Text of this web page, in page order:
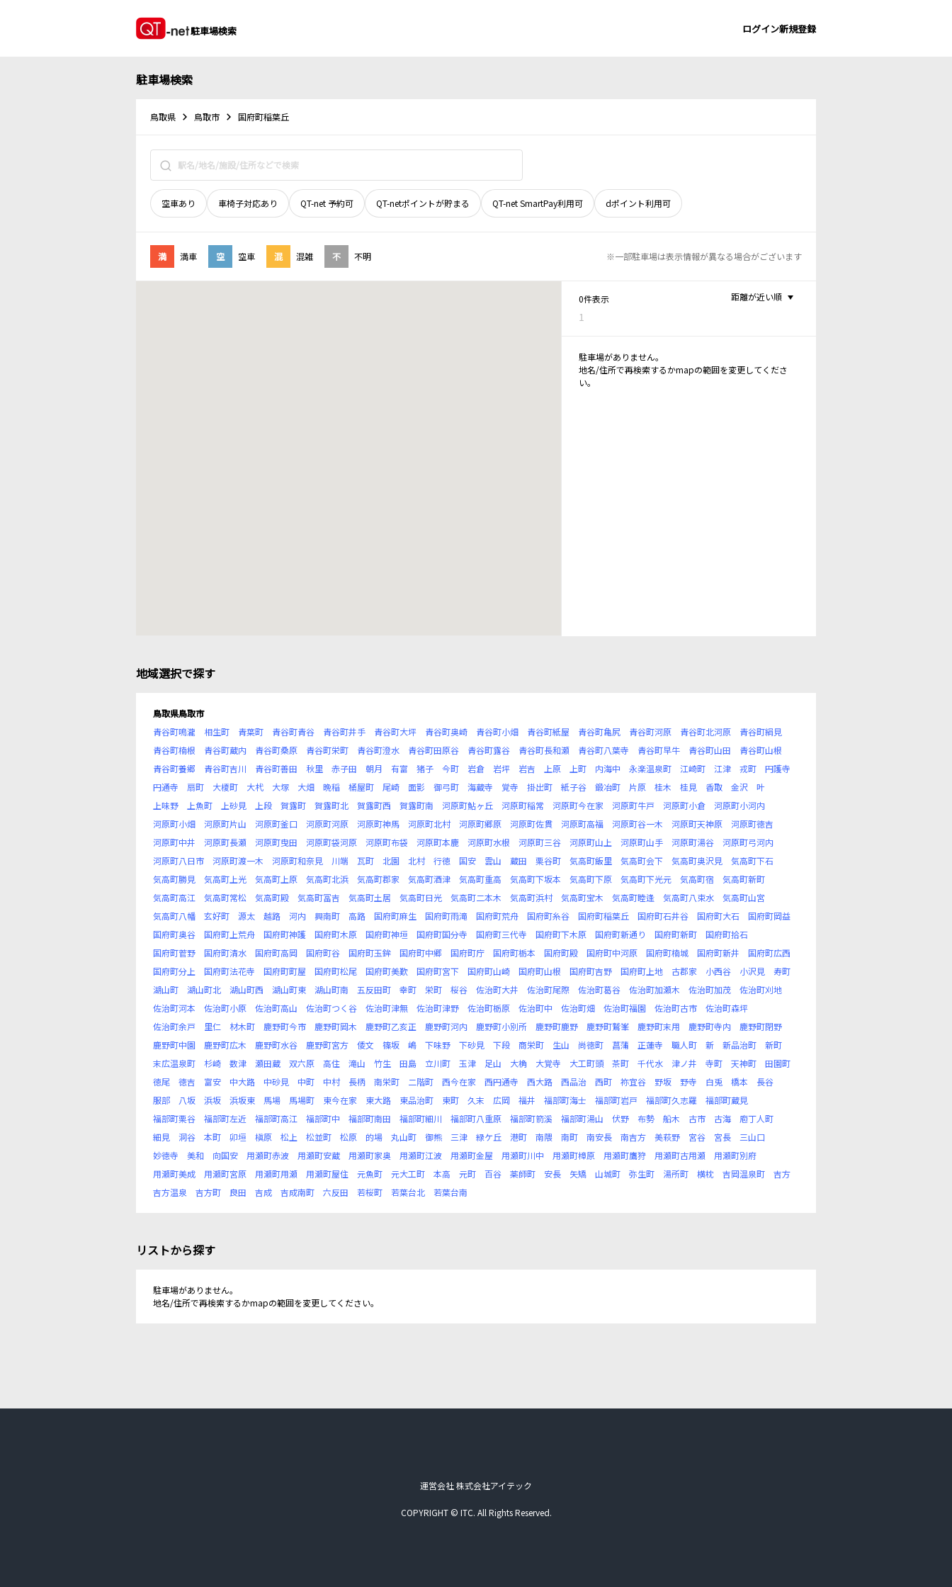
駐車場検索 ログイン新規登録
駐車場検索
鳥取県 鳥取市 国府町稲葉丘
空車あり 車椅子対応あり QT-net 予約可 QT-netポイントが貯まる QT-net SmartPay利用可 dポイント利用可
満 満車 空 空車 混 混雑 不 不明 ※一部駐車場は表示情報が異なる場合がございます
0件表示
1
距離が近い順
駐車場がありません。
地名/住所で再検索するかmapの範囲を変更してくださ
い。
地域選択で探す
鳥取県鳥取市
青谷町鳴瀧
相生町 青葉町 青谷町青谷 青谷町井手 青谷町大坪 青谷町奥崎 青谷町小畑 青谷町紙屋 青谷町亀尻 青谷町河原 青谷町北河原
青谷町絹見
青谷町楠根
青谷町蔵内 青谷町桑原 青谷町栄町 青谷町澄水 青谷町田原谷 青谷町露谷 青谷町長和瀬 青谷町八葉寺 青谷町早牛 青谷町山田
青谷町山根
青谷町養郷
青谷町吉川 青谷町善田 秋里 赤子田 朝月 有富 猪子 今町 岩倉 岩坪 岩吉 上原 上町 内海中 永楽温泉町 江崎町 江津 戎町
円護寺
円通寺
扇町 大榎町 大杙 大塚 大畑 晩稲 桶屋町 尾崎 面影 御弓町 海蔵寺 覚寺 掛出町 紙子谷 鍛冶町 片原 桂木 桂見 香取 金沢
叶
上味野
上魚町 上砂見 上段 賀露町 賀露町北 賀露町西 賀露町南 河原町鮎ヶ丘 河原町稲常 河原町今在家 河原町牛戸 河原町小倉
河原町小河内
河原町小畑
河原町片山 河原町釜口 河原町河原 河原町神馬 河原町北村 河原町郷原 河原町佐貫 河原町高福 河原町谷一木 河原町天神原
河原町徳吉
河原町中井
河原町長瀬 河原町曳田 河原町袋河原 河原町布袋 河原町本鹿 河原町水根 河原町三谷 河原町山上 河原町山手 河原町湯谷
河原町弓河内
河原町八日市
河原町渡一木 河原町和奈見 川端 瓦町 北園 北村 行徳 国安 雲山 蔵田 栗谷町 気高町飯里 気高町会下 気高町奥沢見
気高町下石
気高町勝見
気高町上光 気高町上原 気高町北浜 気高町郡家 気高町酒津 気高町重高 気高町下坂本 気高町下原 気高町下光元 気高町宿
気高町新町
気高町高江
気高町常松 気高町殿 気高町冨吉 気高町土居 気高町日光 気高町二本木 気高町浜村 気高町宝木 気高町睦逢 気高町八束水
気高町山宮
気高町八幡
玄好町 源太 越路 河内 興南町 高路 国府町麻生 国府町雨滝 国府町荒舟 国府町糸谷 国府町稲葉丘 国府町石井谷 国府町大石
国府町岡益
国府町奥谷
国府町上荒舟 国府町神護 国府町木原 国府町神垣 国府町国分寺 国府町三代寺 国府町下木原 国府町新通り 国府町新町
国府町拾石
国府町菅野
国府町清水 国府町高岡 国府町谷 国府町玉鉾 国府町中郷 国府町庁 国府町栃本 国府町殿 国府町中河原 国府町楠城 国府町新井
国府町広西
国府町分上
国府町法花寺 国府町町屋 国府町松尾 国府町美歎 国府町宮下 国府町山崎 国府町山根 国府町吉野 国府町上地 古郡家 小西谷 小沢見
寿町
湖山町
湖山町北 湖山町西 湖山町東 湖山町南 五反田町 幸町 栄町 桜谷 佐治町大井 佐治町尾際 佐治町葛谷 佐治町加瀬木 佐治町加茂
佐治町刈地
佐治町河本
佐治町小原 佐治町高山 佐治町つく谷 佐治町津無 佐治町津野 佐治町栃原 佐治町中 佐治町畑 佐治町福園 佐治町古市
佐治町森坪
佐治町余戸
里仁 材木町 鹿野町今市 鹿野町岡木 鹿野町乙亥正 鹿野町河内 鹿野町小別所 鹿野町鹿野 鹿野町鷲峯 鹿野町末用 鹿野町寺内
鹿野町閉野
鹿野町中園
鹿野町広木 鹿野町水谷 鹿野町宮方 倭文 篠坂 嶋 下味野 下砂見 下段 商栄町 生山 尚徳町 菖蒲 正蓮寺 職人町 新 新品治町
新町
末広温泉町
杉崎 数津 瀬田蔵 双六原 高住 滝山 竹生 田島 立川町 玉津 足山 大桷 大覚寺 大工町頭 茶町 千代水 津ノ井 寺町 天神町
田園町
徳尾
徳吉 富安 中大路 中砂見 中町 中村 長柄 南栄町 二階町 西今在家 西円通寺 西大路 西品治 西町 祢宜谷 野坂 野寺 白兎 橋本
長谷
服部
八坂 浜坂 浜坂東 馬場 馬場町 東今在家 東大路 東品治町 東町 久末 広岡 福井 福部町海士 福部町岩戸 福部町久志羅
福部町蔵見
福部町栗谷
福部町左近 福部町高江 福部町中 福部町南田 福部町細川 福部町八重原 福部町箭溪 福部町湯山 伏野 布勢 船木 古市 古海
庖丁人町
細見
洞谷 本町 卯垣 槇原 松上 松並町 松原 的場 丸山町 御熊 三津 緑ケ丘 港町 南隈 南町 南安長 南吉方 美萩野 宮谷 宮長
三山口
妙徳寺
美和 向国安 用瀬町赤波 用瀬町安蔵 用瀬町家奥 用瀬町江波 用瀬町金屋 用瀬町川中 用瀬町樟原 用瀬町鷹狩 用瀬町古用瀬
用瀬町別府
用瀬町美成
用瀬町宮原 用瀬町用瀬 用瀬町屋住 元魚町 元大工町 本高 元町 百谷 薬師町 安長 矢矯 山城町 弥生町 湯所町 横枕 吉岡温泉町
吉方
吉方温泉
吉方町 良田 吉成 吉成南町 六反田 若桜町 若葉台北 若葉台南
リストから探す
駐車場がありません。
地名/住所で再検索するかmapの範囲を変更してください。
運営会社 株式会社アイテック
COPYRIGHT © ITC. All Rights Reserved.